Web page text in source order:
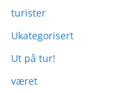
turister
Ukategorisert
Ut på tur!
været